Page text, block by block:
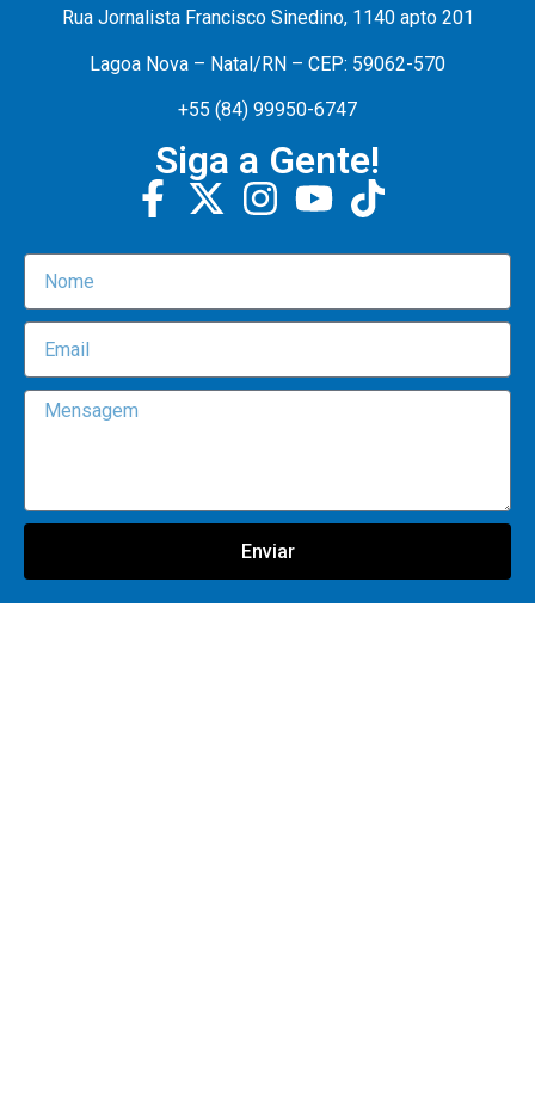
Rua Jornalista Francisco Sinedino, 1140 apto 201
Lagoa Nova – Natal/RN – CEP: 59062-570
+55 (84) 99950-6747
Siga a Gente!
Enviar